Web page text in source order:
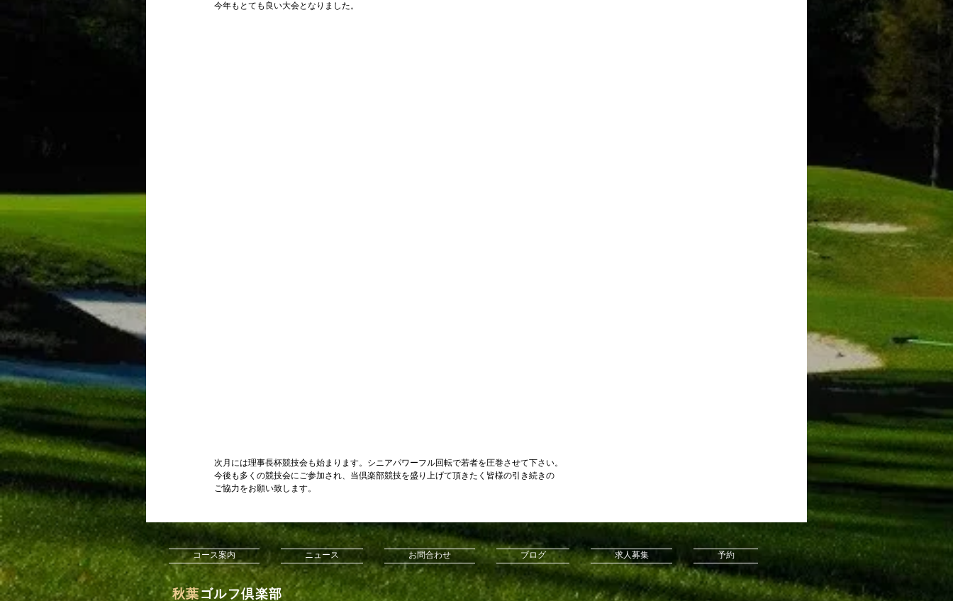
今年もとても良い大会となりました。
次月には理事長杯競技会も始まります。シニアパワーフル回転で若者を圧巻させて下さい。
今後も多くの競技会にご参加され、当倶楽部競技を盛り上げて頂きたく皆様の引き続きの
ご協力をお願い致します。
コース案内 ニュース お問合わせ ブログ 求人募集 予約
​秋葉ゴルフ倶楽部